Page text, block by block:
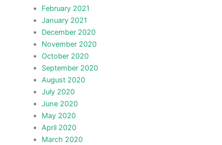
February 2021
January 2021
December 2020
November 2020
October 2020
September 2020
August 2020
July 2020
June 2020
May 2020
April 2020
March 2020